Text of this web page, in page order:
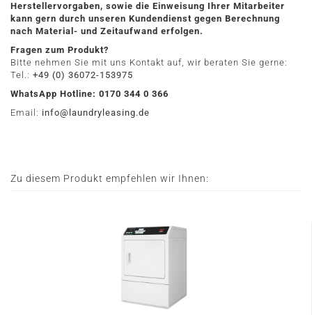
Herstellervorgaben, sowie die Einweisung Ihrer Mitarbeiter
kann gern durch unseren Kundendienst gegen Berechnung
nach Material- und Zeitaufwand erfolgen.
Fragen zum Produkt?
Bitte nehmen Sie mit uns Kontakt auf, wir beraten Sie gerne:
Tel.: +49 (0) 36072-153975
WhatsApp Hotline: 0170 344 0 366
Email: info@laundryleasing.de
Zu diesem Produkt empfehlen wir Ihnen: